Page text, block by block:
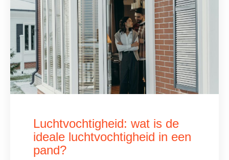
Luchtvochtigheid: wat is de
ideale luchtvochtigheid in een
pand?